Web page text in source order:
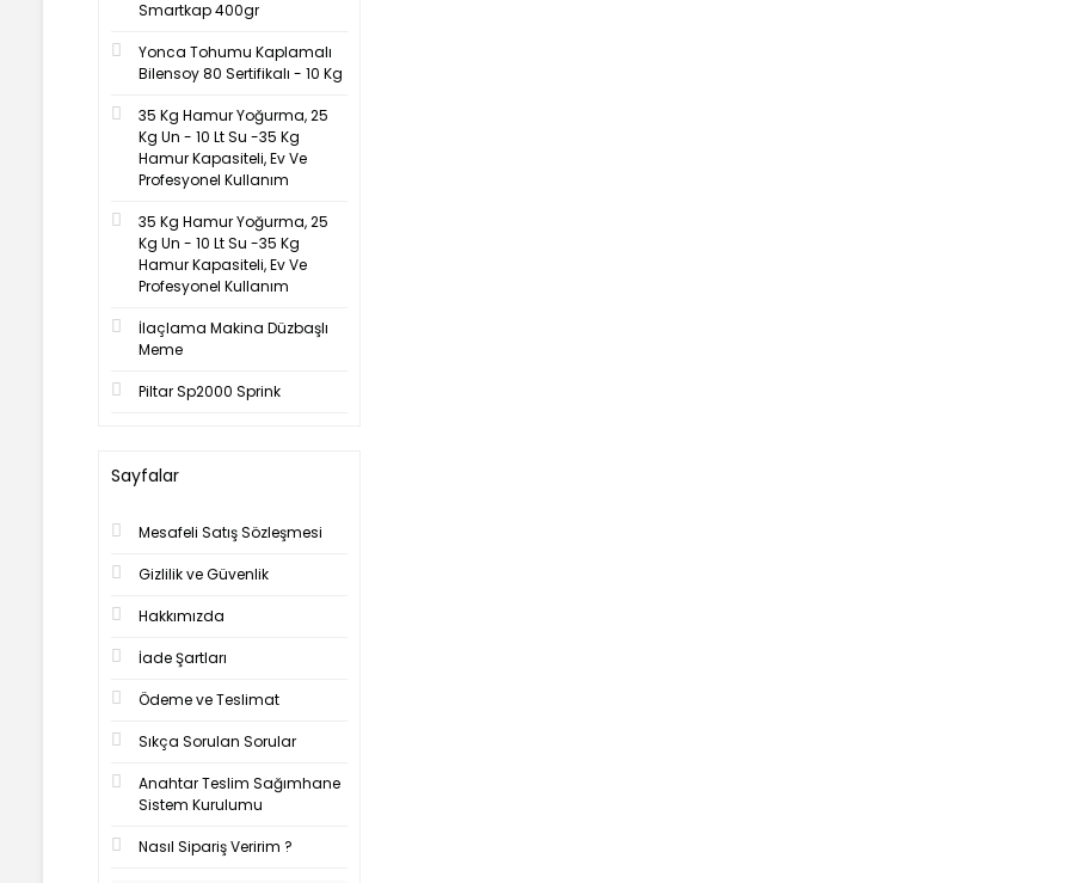
Smartkap 400gr
Yonca Tohumu Kaplamalı
Bilensoy 80 Sertifikalı - 10 Kg
35 Kg Hamur Yoğurma, 25
Kg Un - 10 Lt Su -35 Kg
Hamur Kapasiteli, Ev Ve
Profesyonel Kullanım
35 Kg Hamur Yoğurma, 25
Kg Un - 10 Lt Su -35 Kg
Hamur Kapasiteli, Ev Ve
Profesyonel Kullanım
İlaçlama Makina Düzbaşlı
Meme
Piltar Sp2000 Sprink
Sayfalar
Mesafeli Satış Sözleşmesi
Gizlilik ve Güvenlik
Hakkımızda
İade Şartları
Ödeme ve Teslimat
Sıkça Sorulan Sorular
Anahtar Teslim Sağımhane
Sistem Kurulumu
Nasıl Sipariş Veririm ?